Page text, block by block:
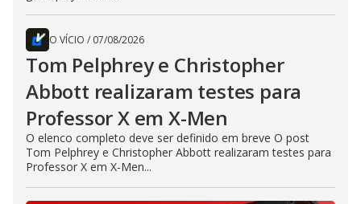
O VÍCIO / 07/08/2026
Tom Pelphrey e Christopher
Abbott realizaram testes para
Professor X em X-Men
O elenco completo deve ser definido em breve O post
Tom Pelphrey e Christopher Abbott realizaram testes para
Professor X em X-Men...